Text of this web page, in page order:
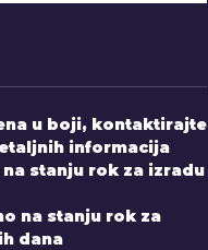
u boji, kontaktirajte
informacija
stanju rok za izradu
na stanju rok za
dana